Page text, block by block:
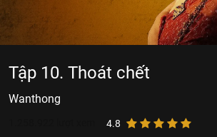
Tập 10. Thoát chết
Wanthong
4.8